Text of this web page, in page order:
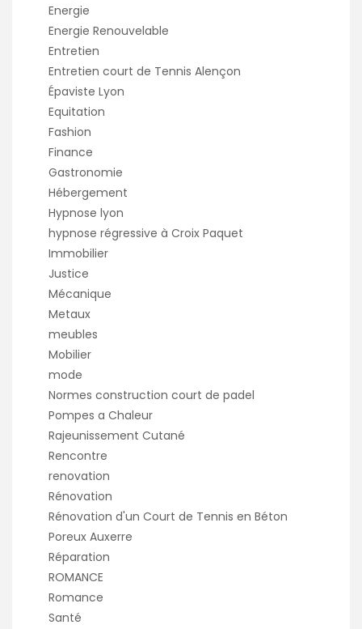
Energie
Energie Renouvelable
Entretien
Entretien court de Tennis Alençon
Épaviste Lyon
Equitation
Fashion
Finance
Gastronomie
Hébergement
Hypnose lyon
hypnose régressive à Croix Paquet
Immobilier
Justice
Mécanique
Metaux
meubles
Mobilier
mode
Normes construction court de padel
Pompes a Chaleur
Rajeunissement Cutané
Rencontre
renovation
Rénovation
Rénovation d'un Court de Tennis en Béton
Poreux Auxerre
Réparation
ROMANCE
Romance
Santé